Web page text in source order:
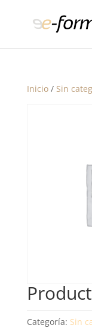
Inicio/ Sin
Categoría: Sin